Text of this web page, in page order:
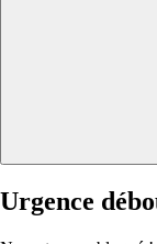
Urgence